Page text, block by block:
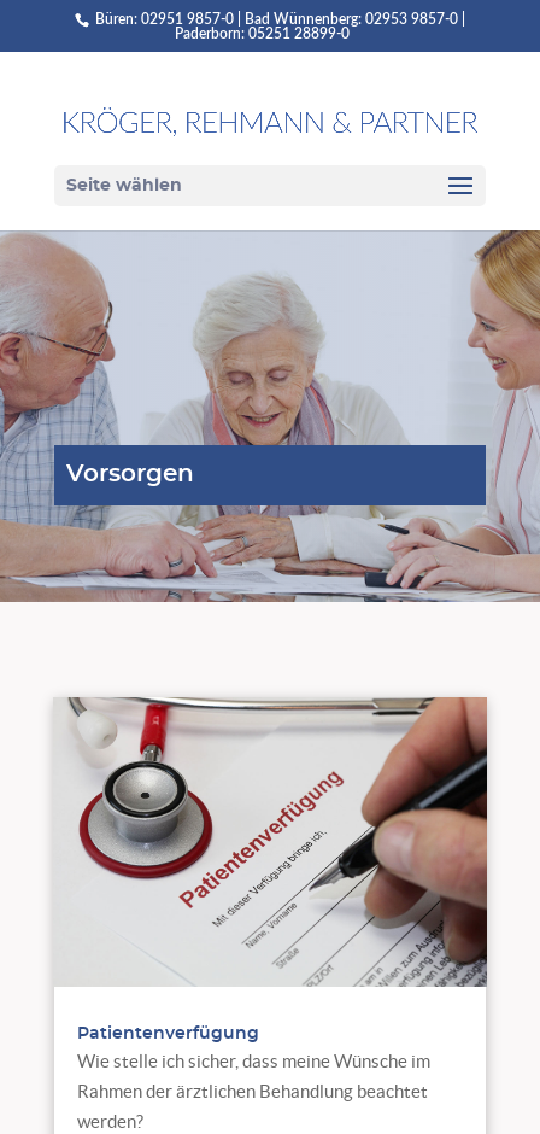
Büren: 02951 9857-0 | Bad Wünnenberg: 02953 9857-0 |
Paderborn: 05251 28899-0
Seite wählen
Vorsorgen
Patientenverfügung
Wie stelle ich sicher, dass meine Wünsche im
Rahmen der ärztlichen Behandlung beachtet
werden?